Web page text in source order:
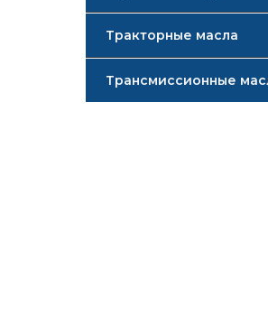
Тракторные масла
Трансмиссионные